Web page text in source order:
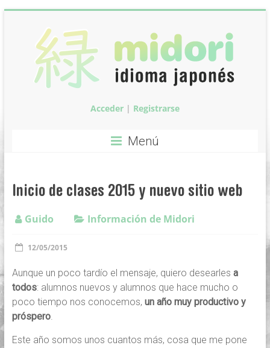
contenido
idioma
de
japonés
online,
desde
Buenos
Aires
Acceder| Registrarse
Menú
Inicio de clases 2015 y nuevo sitio web
Guido Información de Midori
12/05/2015
Aunque un poco tardío el mensaje, quiero desearles a
todos: alumnos nuevos y alumnos que hace mucho o
poco tiempo nos conocemos, un año muy productivo y
próspero.
Este año somos unos cuantos más, cosa que me pone